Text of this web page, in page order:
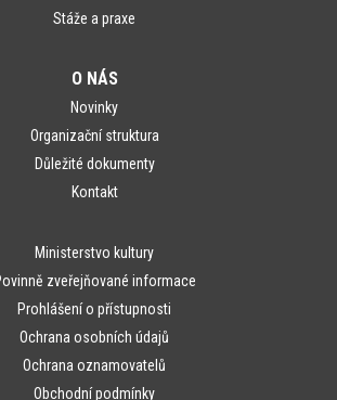
Stáže a praxe
O NÁS
Novinky
Organizační struktura
Důležité dokumenty
Kontakt
Ministerstvo kultury
zveřejňované informace
Prohlášení o přístupnosti
Ochrana osobních údajů
Ochrana oznamovatelů
Obchodní podmínky